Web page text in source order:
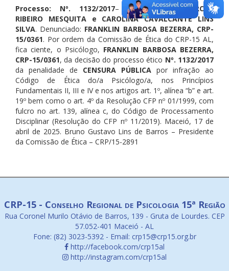
Processo: Nº. 1132/2017– Denunciantes:MARCOS
RIBEIRO MESQUITA e CAROLINA CAVALCANTE LINS
SILVA. Denunciado: FRANKLIN BARBOSA BEZERRA, CRP-
15/0361. Por ordem da Comissão de Ética do CRP-15 AL,
fica ciente, o Psicólogo, FRANKLIN BARBOSA BEZERRA,
CRP-15/0361, da decisão do processo ético Nº. 1132/2017
da penalidade de CENSURA PÚBLICA por infração ao
Código de Ética do/a Psicólogo/a, nos Princípios
Fundamentais II, III e IV e nos artigos art. 1º, alínea “b” e art.
19º bem como o art. 4º da Resolução CFP nº 01/1999, com
fulcro no art. 139, alínea c, do Código de Processamento
Disciplinar (Resolução do CFP nº 11/2019). Maceió, 17 de
abril de 2025. Bruno Gustavo Lins de Barros – Presidente
da Comissão de Ética – CRP/15-2891
CRP-15 - Conselho Regional de Psicologia 15ª Região
Rua Coronel Murilo Otávio de Barros, 139 - Gruta de Lourdes. CEP
57.052-401 Maceió - AL
Fone: (82) 3023-5392 - Email: crp15@crp15.org.br
http://facebook.com/crp15al
http://instagram.com/crp15al